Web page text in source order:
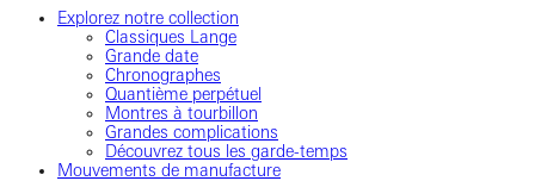
Explorez notre collection
Classiques Lange
Grande date
Chronographes
Quantième perpétuel
Montres à tourbillon
Grandes complications
Découvrez tous les garde-temps
Mouvements de manufacture